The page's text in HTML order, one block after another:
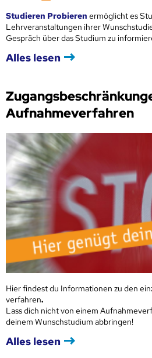
Studieren Probieren ermöglicht es
Lehrveranstaltungen ihrer
Gespräch über das Studium zu
Alles lesen
Aufnahmeverfahren
Hier findest du Informationen zu den
verfahren.
Lass dich nicht von einem
deinem Wunschstudium abbringen!
Alles lesen